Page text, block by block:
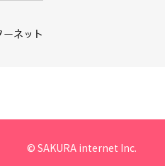
ーネット
© SAKURA internet Inc.